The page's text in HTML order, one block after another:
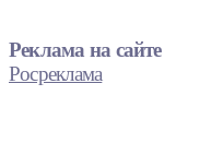
Реклама на сайте
Росреклама